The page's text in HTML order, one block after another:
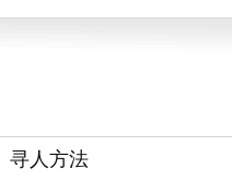
寻人方法